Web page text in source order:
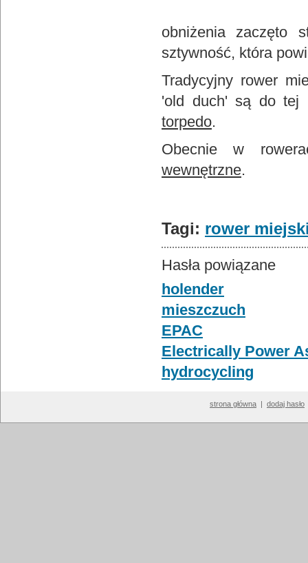
obniżenia zaczęto
sztywność, która
Tradycyjny rower
'old duch' są do tej
torpedo.
Obecnie w
wewnętrzne.
Tagi: rower
Hasła powiązane
holender
mieszczuch
EPAC
Electrically Power
hydrocycling
strona główna | dodaj hasło